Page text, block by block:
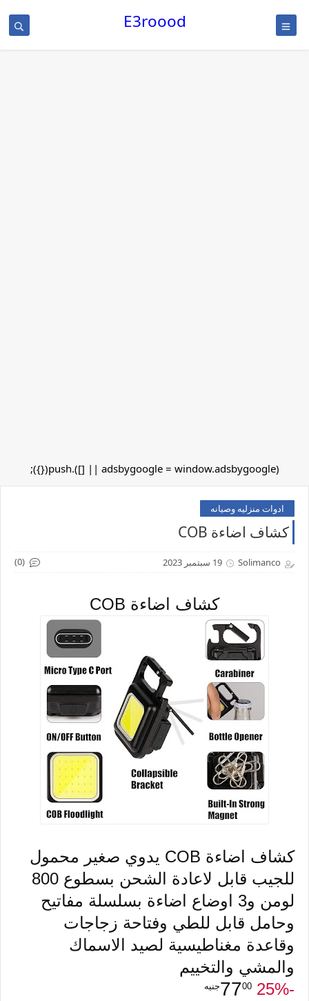
E3roood
(adsbygoogle = window.adsbygoogle || []).push({});
ادوات منزليه وصيانه
كشاف اضاءة COB
Solimanco 19 سبتمبر 2023 (0)
كشاف اضاءة COB
كشاف اضاءة COB يدوي صغير محمول
للجيب قابل لاعادة الشحن بسطوع 800
لومن و3 اوضاع اضاءة بسلسلة مفاتيح
وحامل قابل للطي وفتاحة زجاجات
وقاعدة مغناطيسية لصيد الاسماك
والمشي والتخييم
-25‎%‎
جنيه7700